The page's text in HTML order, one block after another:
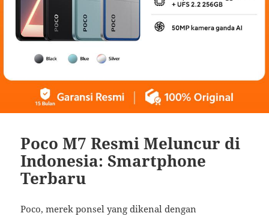
Poco M7 Resmi Meluncur di
Indonesia: Smartphone
Terbaru
Poco, merek ponsel yang dikenal dengan